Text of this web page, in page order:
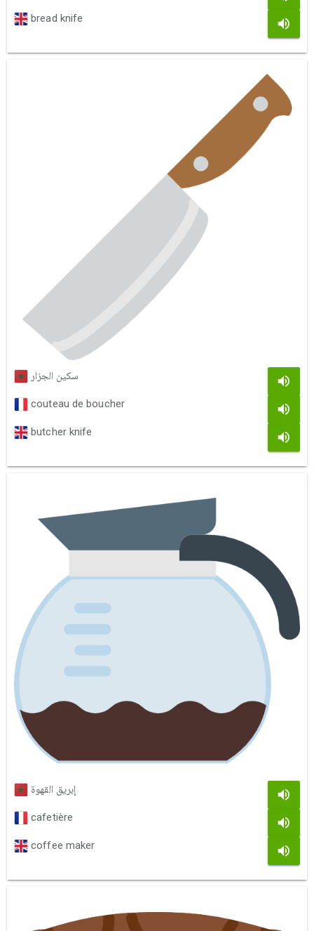
bread knife
سكين الجزار
couteau de boucher
butcher knife
إبريق القهوة
cafetière
coffee maker